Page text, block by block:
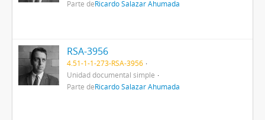
Parte deRicardo Salazar Ahumada
RSA-3956
4.51-1-1-273-RSA-3956
Unidad documental simple
Parte deRicardo Salazar Ahumada